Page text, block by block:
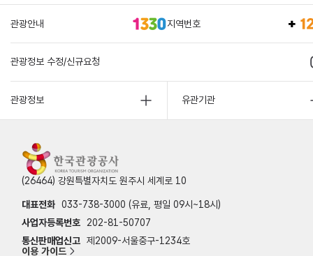
관광안내 지역번호
관광정보 수정/신규요청
관광정보 유관기관
(26464) 강원특별자치도 원주시 세계로 10
대표전화 033-738-3000 (유료, 평일 09시~18시)
사업자등록번호
202-81-50707
통신판매업신고 제2009-서울중구-1234호
이용 가이드